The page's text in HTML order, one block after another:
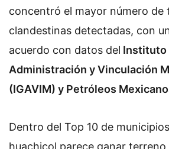
concentró el mayor número de
clandestinas detectadas, con
acuerdo con datos del Instituto
Administración y Vinculación
(IGAVIM) y Petróleos
Dentro del Top 10 de
huachicol parece ganar